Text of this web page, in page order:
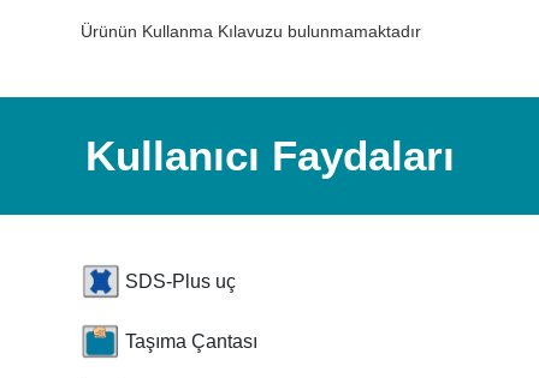
Ürünün Kullanma Kılavuzu bulunmamaktadır
Kullanıcı Faydaları
SDS-Plus uç
Taşıma Çantası